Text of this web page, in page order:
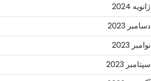
ژانویه 2024
دسامبر 2023
نوامبر 2023
سپتامبر 2023